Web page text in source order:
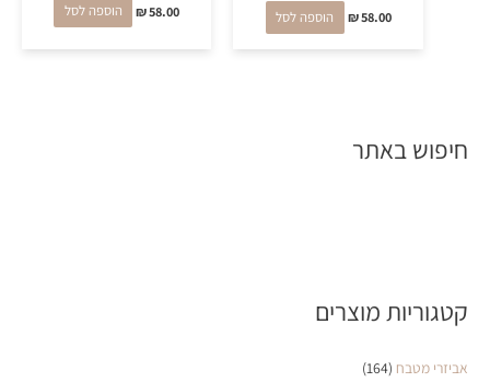
חיפוש באתר
קטגוריות מוצרים
אביזרי מטבח (164)
₪58.00 הוספה לסל ₪58.00 הוספה לסל